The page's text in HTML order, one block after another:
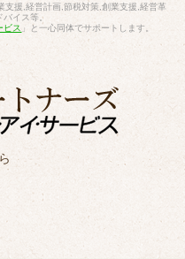
支援,経営計画,節税対策,創業支援,経営革
イス等。
ビス 」と一心同体でサポートします。